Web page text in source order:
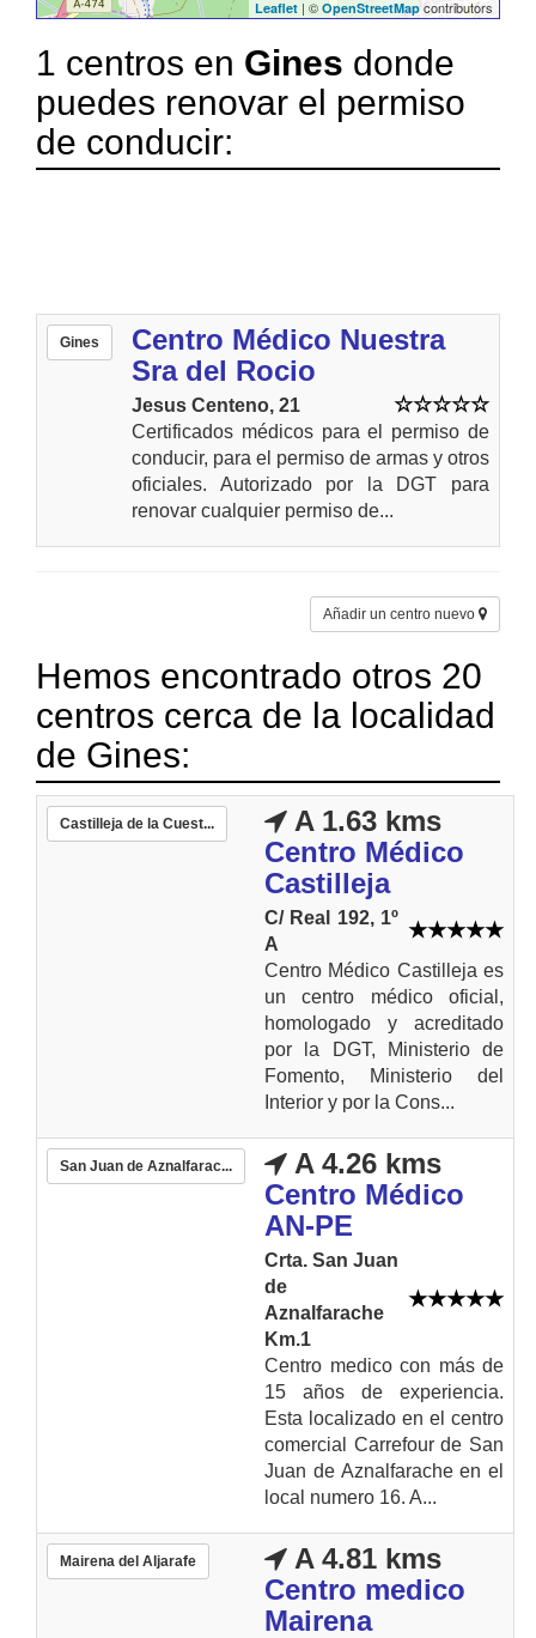
Leaflet | © OpenStreetMap contributors
1 centros en Gines donde
puedes renovar el permiso
de conducir:
Gines
Centro Médico Nuestra
Sra del Rocio
Jesus Centeno, 21
Certificados médicos para el permiso de
conducir, para el permiso de armas y otros
oficiales. Autorizado por la DGT para
renovar cualquier permiso de...
Añadir un centro nuevo
Hemos encontrado otros 20
centros cerca de la localidad
de Gines:
Castilleja de la Cuest...
A 1.63 kms
Centro Médico
Castilleja
C/ Real 192, 1º
A
Centro Médico Castilleja es
un centro médico oficial,
homologado y acreditado
por la DGT, Ministerio de
Fomento, Ministerio del
Interior y por la Cons...
San Juan de Aznalfarac...
A 4.26 kms
Centro Médico
AN-PE
Crta. San Juan
de
Aznalfarache
Km.1
Centro medico con más de
15 años de experiencia.
Esta localizado en el centro
comercial Carrefour de San
Juan de Aznalfarache en el
local numero 16. A...
Mairena del Aljarafe
A 4.81 kms
Centro medico
Mairena